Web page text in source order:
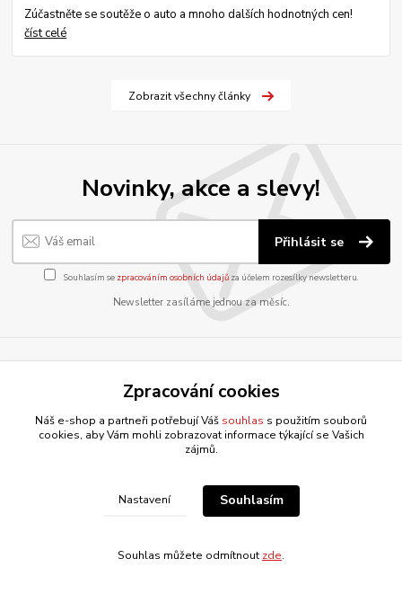
Zúčastněte se soutěže o auto a mnoho dalších hodnotných cen!
číst celé
Zobrazit všechny články
Novinky, akce a slevy!
Přihlásit se
Souhlasím se zpracováním osobních údajůza účelem rozesílky newsletteru.
Newsletter zasíláme jednou za měsíc.
Rudná u Prahy
Informace pro zákazníky
Zpracování cookies
Náš e-shop a partneři potřebují Váš souhlas s použitím souborů
cookies, aby Vám mohli zobrazovat informace týkající se Vašich
zájmů.
Nastavení Souhlasím
Souhlas můžete odmítnout zde.